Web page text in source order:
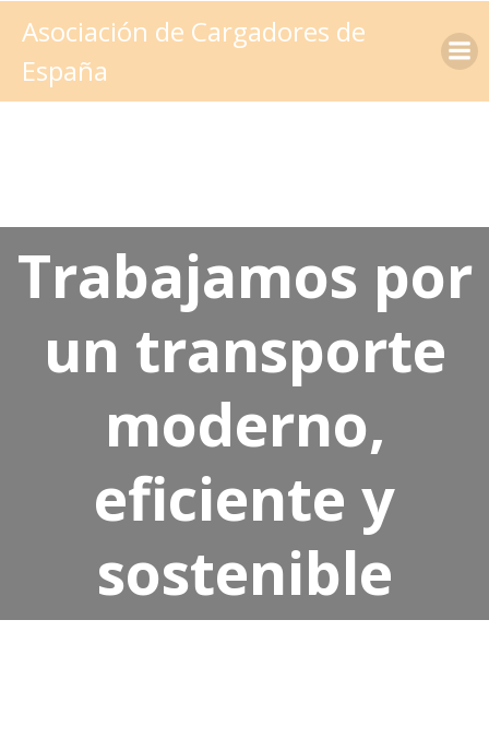
al
Asociación de Cargadores de
España
Trabajamos por
un transporte
moderno,
eficiente y
sostenible